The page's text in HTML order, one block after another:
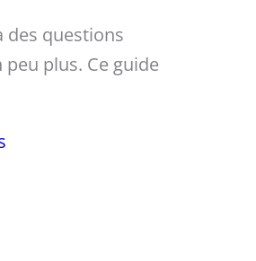
des questions
plus. Ce guide